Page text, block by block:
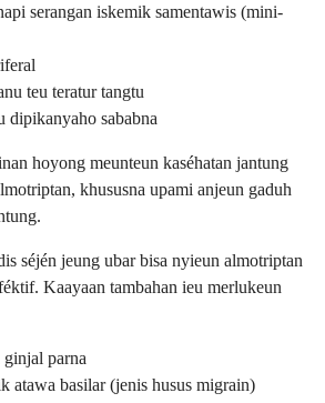
serangan iskemik samentawis (mini-
teu teratur tangtu
dipikanyaho sababna
hoyong meunteun kaséhatan jantung
khususna upami anjeun gaduh
séjén jeung ubar bisa nyieun almotriptan
Kaayaan tambahan ieu merlukeun
parna
atawa basilar (jenis husus migrain)